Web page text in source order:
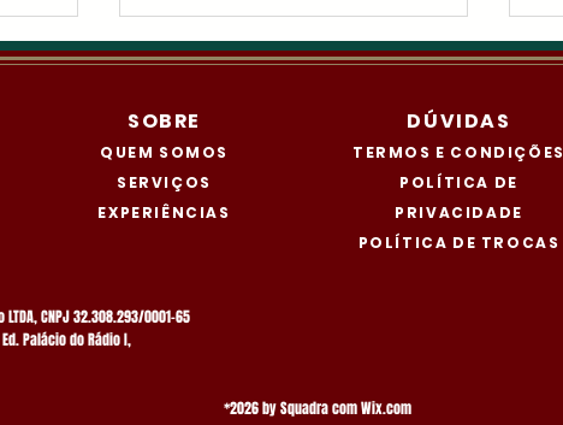
Comunidade
interação do grupo.
SOBRE
QUEM SOMOS
SERVIÇOS
EXPERIÊNCIAS
DÚVIDAS
TERMOS E CONDIÇÕES
POLÍTICA DE
PRIVACIDADE
POLÍTICA DE TROCAS
CNPJ 32.308.293/0001-65
Ed. Palácio do Rádio I,
*2026 by Squadra comWix.com